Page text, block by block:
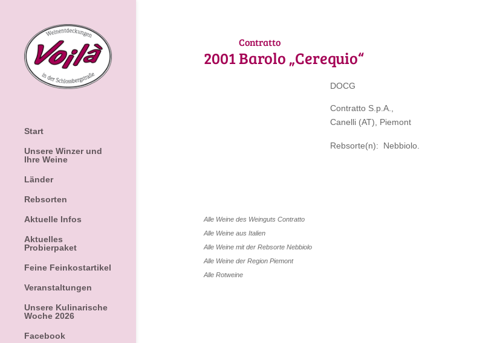
Start
Unsere Winzer und
Ihre Weine
Länder
Rebsorten
Aktuelle Infos
Aktuelles
Probierpaket
Feine Feinkostartikel
Veranstaltungen
Unsere Kulinarische
Woche 2026
Facebook
2001
Contratto
Barolo „Cerequio“
DOCG
Contratto S.p.A.,
Canelli (AT), Piemont
Rebsorte(n): Nebbiolo.
Alle Weine des Weinguts Contratto
Alle Weine aus Italien
Alle Weine mit der Rebsorte Nebbiolo
Alle Weine der Region Piemont
Alle Rotweine